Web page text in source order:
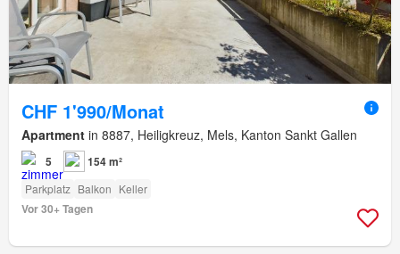
CHF 1'990/Monat
Apartment in 8887, Heiligkreuz, Mels, Kanton Sankt Gallen
5 154 m²
Parkplatz Balkon Keller
Vor 30+ Tagen